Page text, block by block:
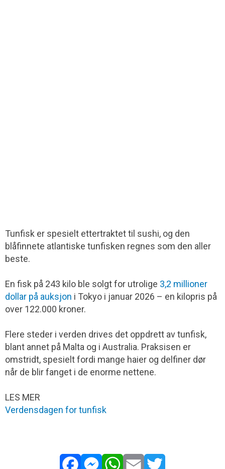
Tunfisk er spesielt ettertraktet til sushi, og den
blåfinnete atlantiske tunfisken regnes som den aller
beste.
En fisk på 243 kilo ble solgt for utrolige 3,2 millioner
dollar på auksjon i Tokyo i januar 2026 – en kilopris på
over 122.000 kroner.
Flere steder i verden drives det oppdrett av tunfisk,
blant annet på Malta og i Australia. Praksisen er
omstridt, spesielt fordi mange haier og delfiner dør
når de blir fanget i de enorme nettene.
LES MER
Verdensdagen for tunfisk